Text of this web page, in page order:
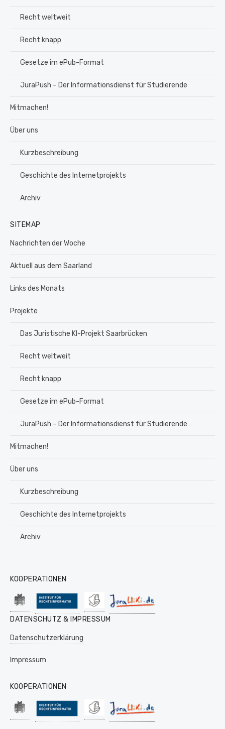
Recht weltweit
Recht knapp
Gesetze im ePub-Format
JuraPush – Der Informationsdienst für Studierende
Mitmachen!
Über uns
Kurzbeschreibung
Geschichte des Internetprojekts
Archiv
SITEMAP
Nachrichten der Woche
Aktuell aus dem Saarland
Links des Monats
Projekte
Das Juristische KI-Projekt Saarbrücken
Recht weltweit
Recht knapp
Gesetze im ePub-Format
JuraPush – Der Informationsdienst für Studierende
Mitmachen!
Über uns
Kurzbeschreibung
Geschichte des Internetprojekts
Archiv
KOOPERATIONEN
DATENSCHUTZ & IMPRESSUM
Datenschutzerklärung
Impressum
KOOPERATIONEN